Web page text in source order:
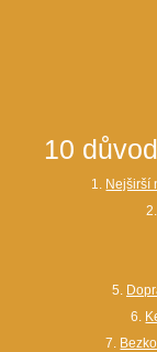
10
1. Nejširší
2.
5.
6.
7.